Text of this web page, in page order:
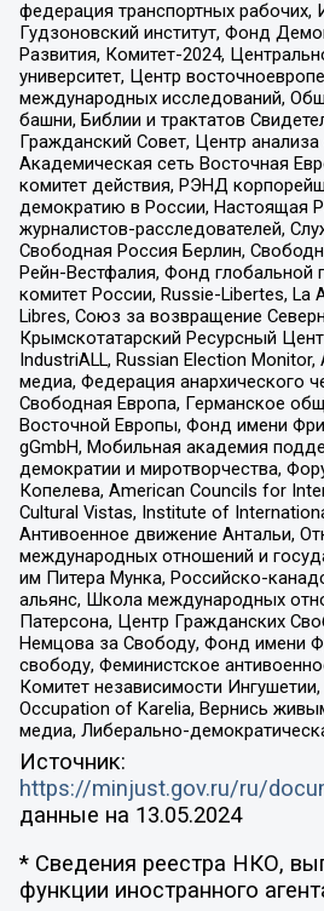
федерация транспортных рабочих,
Гудзоновский институт, Фонд
Развития, Комитет-2024,
университет, Центр
международных исследований,
башни, Библии и трактатов
Гражданский Совет, Центр анализа
Академическая сеть Восточная
комитет действия, РЭНД
демократию в России, Настоящая
журналистов-расследователей,
Свободная Россия Берлин,
Рейн-Вестфалия, Фонд
комитет России, Russie-Libertes, La
Libres, Союз за возвращение
Крымскотатарский Ресурсный
IndustriALL, Russian Election
медиа, Федерация анархического
Свободная Европа, Германское
Восточной Европы, Фонд имени
gGmbH, Мобильная академия
демократии и миротворчества,
Копелева, American Councils for
Cultural Vistas, Institute of
Антивоенное движение Антальи,
международных отношений и
им Питера Мунка, Российско-
альянс, Школа международных
Патерсона, Центр Гражданских
Немцова за Свободу, Фонд имени
свободу, Феминистское
Комитет независимости
Occupation of Karelia, Вернись
медиа, Либерально-
Источник:
https://minjust.gov.ru/ru/
данные на 13.05.2024
* Сведения реестра НКО,
функции иностранного